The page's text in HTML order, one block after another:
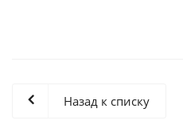
Назад к списку